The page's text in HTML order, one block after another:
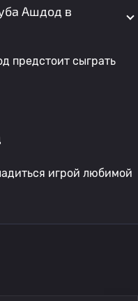
Ашдод в
предстоит сыграть
игрой любимой